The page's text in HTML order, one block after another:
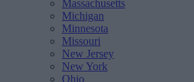
Massachusetts
Michigan
Minnesota
Missouri
New Jersey
New York
Ohio